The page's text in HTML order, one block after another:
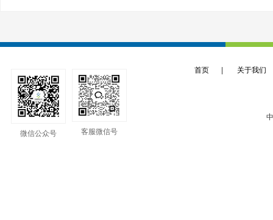
首页 关于我们
微信公众号
客服微信号